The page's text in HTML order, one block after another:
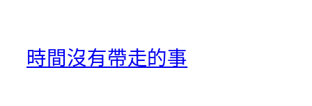
時間沒有帶走的事